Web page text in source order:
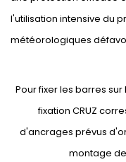
l'utilisation intensive du
météorologiques
Pour fixer les barres
fixation CRUZ
d'ancrages prévus
montage